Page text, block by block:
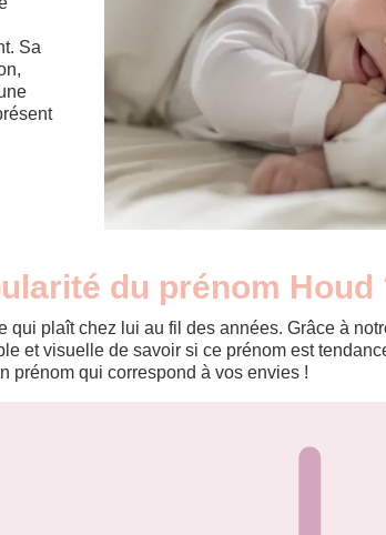
Sa
du prénom Houd
qui plaît chez lui au fil des années. Grâce à
et visuelle de savoir si ce prénom est
prénom qui correspond à vos envies !